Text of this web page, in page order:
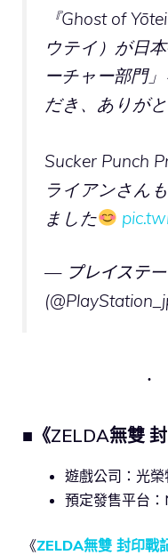
『Ghost of
ウテイ）が日
ーチャー部門
だき、ありが
Sucker Punch
ライアンさん
ました
— プレイステ
■《ZELDA無雙 封
遊戲公司：光
預定發售平台
《ZELDA無雙 封印戰